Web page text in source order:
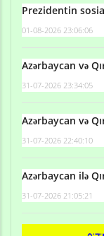
Prezidentin
01-08-2026 23:06:06
Azərbaycan və
31-07-2026 23:34:05
Azərbaycan və
31-07-2026 22:40:10
Azərbaycan ilə
31-07-2026 21:05:21